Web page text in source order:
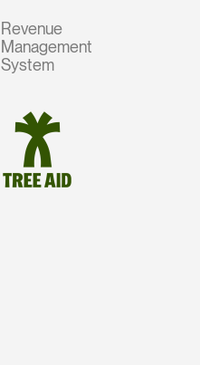
Revenue
Management
System